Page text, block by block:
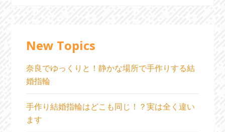
ー
シ
ョ
ン
New Topics
奈良でゆっくりと！静かな場所で手作りする結
婚指輪
手作り結婚指輪はどこも同じ！？実は全く違い
ます